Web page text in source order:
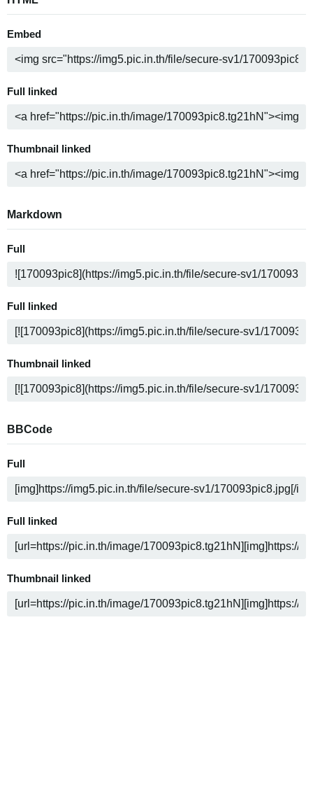
Embed
Full linked
Thumbnail linked
Markdown
Full
Full linked
Thumbnail linked
BBCode
Full
Full linked
Thumbnail linked